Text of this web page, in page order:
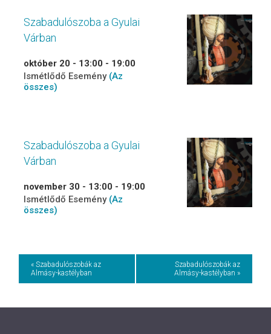
Szabadulószoba a Gyulai
Várban
október 20 - 13:00 - 19:00
Ismétlődő Esemény (Az
összes)
Szabadulószoba a Gyulai
Várban
november 30 - 13:00 - 19:00
Ismétlődő Esemény (Az
összes)
Event
Navigation
« Szabadulószobák az
Almásy-kastélyban
Szabadulószobák az
Almásy-kastélyban »